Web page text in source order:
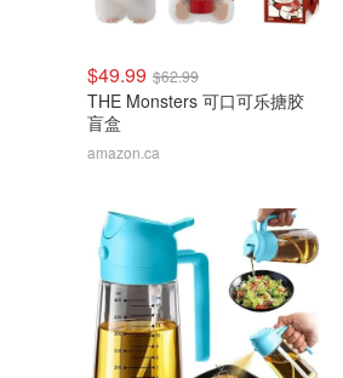
$49.99 $62.99
THE Monsters 可口可乐搪胶
盲盒
amazon.ca